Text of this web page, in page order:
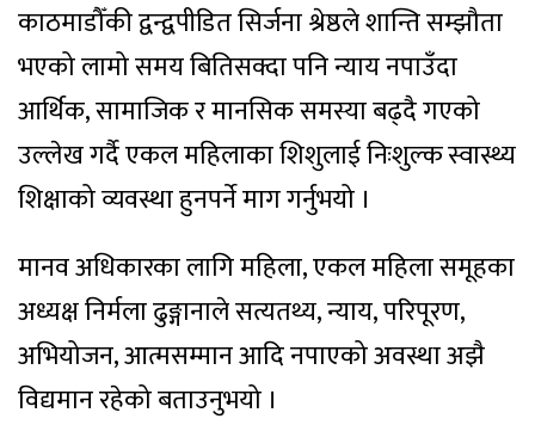
काठमाडौँकी द्वन्द्वपीडित सिर्जना श्रेष्ठले शान्ति सम्झौता
भएको लामो समय बितिसक्दा पनि न्याय नपाउँदा
आर्थिक, सामाजिक र मानसिक समस्या बढ्दै गएको
उल्लेख गर्दै एकल महिलाका शिशुलाई निःशुल्क स्वास्थ्य
शिक्षाको व्यवस्था हुनपर्ने माग गर्नुभयो ।
मानव अधिकारका लागि महिला, एकल महिला समूहका
अध्यक्ष निर्मला ढुङ्गानाले सत्यतथ्य, न्याय, परिपूरण,
अभियोजन, आत्मसम्मान आदि नपाएको अवस्था अझै
विद्यमान रहेको बताउनुभयो ।